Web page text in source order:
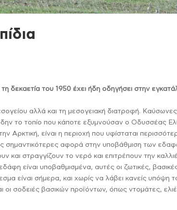
του 1950 έχει ήδη οδηγήσει στην
αλλά και τη μεσογειακή διατροφή.
το τοπίο που κάποτε εξυμνούσαν ο Οδυσσέας
είναι η περιοχή που υφίσταται
σημαντικότερες αφορά στην υποβάθμιση των
και στραγγίζουν το νερό και επιτρέπουν την
είναι υποβαθμισμένα, αυτές οι ζωτικές,
είναι σήμερα, και χωρίς να λάβει κανείς υπόψη
σοδειές βασικών προϊόντων, όπως ντομάτες,